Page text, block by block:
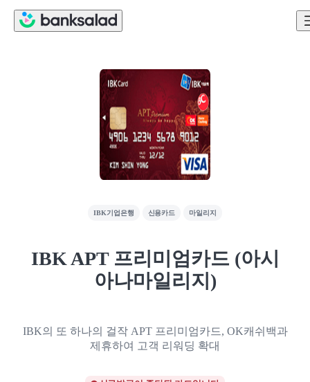
IBK기업은행 신용카드 마일리지
IBK APT 프리미엄카드 (아시
아나마일리지)
IBK의 또 하나의 걸작 APT 프리미엄카드, OK캐쉬백과
제휴하여 고객 리워딩 확대